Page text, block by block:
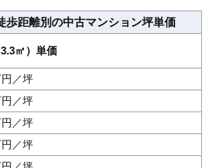
距離別の中古マンション坪単価
㎡）単価
／坪
／坪
／坪
／坪